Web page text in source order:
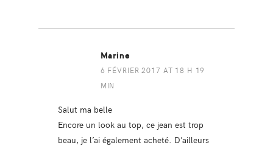
Marine
6 FÉVRIER 2017 AT 18 H 19
MIN
Salut ma belle
Encore un look au top, ce jean est trop
beau, je l’ai également acheté. D’ailleurs